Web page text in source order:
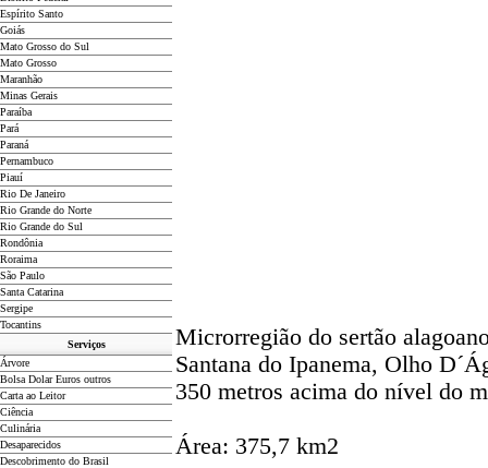
Espírito Santo
Goiás
Mato Grosso do Sul
Mato Grosso
Maranhão
Minas Gerais
Paraíba
Pará
Paraná
Pernambuco
Piauí
Rio De Janeiro
Rio Grande do Norte
Rio Grande do Sul
Rondônia
Roraima
São Paulo
Santa Catarina
Sergipe
Tocantins
Serviços
Árvore
Bolsa Dolar Euros outros
Carta ao Leitor
Ciência
Culinária
Desaparecidos
Descobrimento do Brasil
Microrregião do sertão
Santana do Ipanema, Olho
350 metros acima do nível do
Área: 375,7 km2